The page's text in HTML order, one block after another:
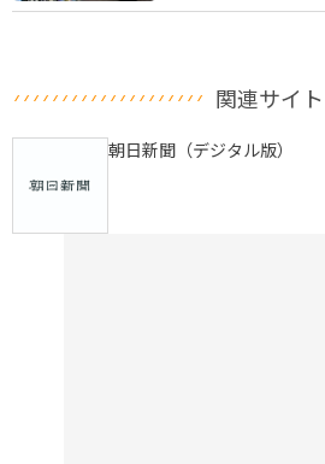
関連サイト
朝日新聞（デジタル版）